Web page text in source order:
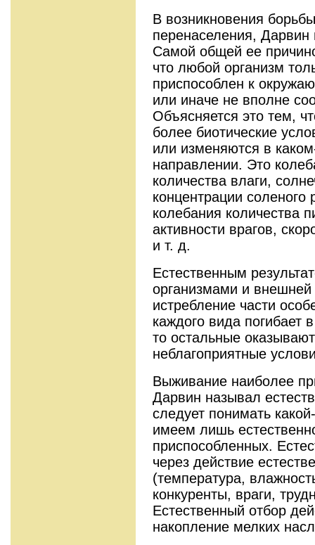
В возникновения
перенаселения,
Самой общей ее
что любой организм
приспособлен к
или иначе не вполне
Объясняется это тем,
более биотические
или изменяются в
направлении. Это
количества влаги,
концентрации
колебания количества
активности врагов,
и т. д.
Естественным
организмами и внешней
истребление части
каждого вида погибает
то остальные
неблагоприятные
Выживание наиболее
Дарвин называл
следует понимать
имеем лишь
приспособленных.
через действие
(температура,
конкуренты, враги,
Естественный отбор
накопление мелких